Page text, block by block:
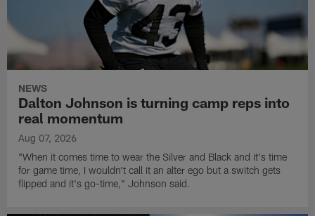
NEWS
Dalton Johnson is turning camp reps into
real momentum
Aug 07, 2026
"When it comes time to wear the Silver and Black and it's time
for game time, I wouldn't call it an alter ego but a switch gets
flipped and it's go-time," Johnson said.